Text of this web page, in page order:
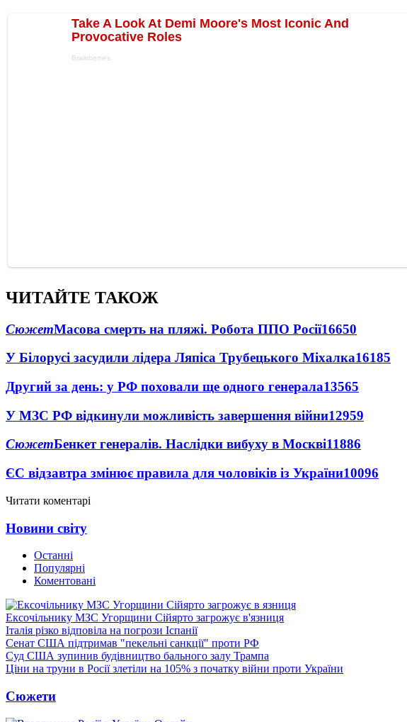
ЧИТАЙТЕ ТАКОЖ
СюжетМасова смерть на пляжі. Робота ППО Росії16650
У Білорусі засудили лідера Ляпіса Трубецького Міхалка16185
Другий за день: у РФ поховали ще одного генерала13565
У МЗС РФ відкинули можливість завершення війни12959
СюжетБенкет генералів. Наслідки вибуху в Москві11886
ЄС відзавтра змінює правила для чоловіків із України10096
Читати коментарі
Новини світу
Останні
Популярні
Коментовані
Ексочільнику МЗС Угорщини Сійярто загрожує в'язниця
Італія різко відповіла на погрози Іспанії
Сенат США підтримав "пекельні санкції" проти РФ
Суд США зупинив будівництво бального залу Трампа
Ціни на труни в Росії злетіли на 105% з початку війни проти України
Сюжети